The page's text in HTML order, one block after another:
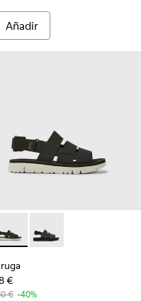
Añadir
negro para hombre
016
- K100416-011 -
- K100470-006 -
Oruga - K100470-004
€
€ -40%